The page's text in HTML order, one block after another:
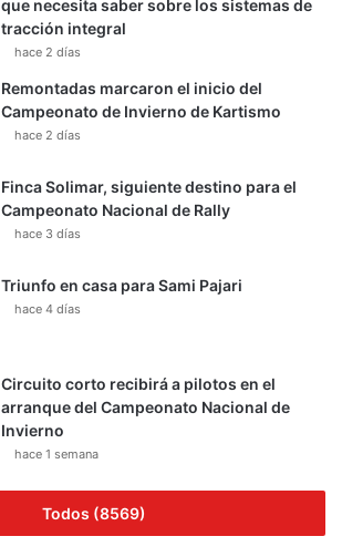
que necesita saber sobre los sistemas de
tracción integral
hace 2 días
Remontadas marcaron el inicio del
Campeonato de Invierno de Kartismo
hace 2 días
Finca Solimar, siguiente destino para el
Campeonato Nacional de Rally
hace 3 días
Triunfo en casa para Sami Pajari
hace 4 días
Circuito corto recibirá a pilotos en el
arranque del Campeonato Nacional de
Invierno
hace 1 semana
Todos (8569)